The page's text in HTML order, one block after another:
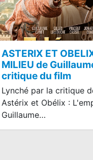
ASTERIX ET
MILIEU de
critique du film
Lynché par la critique
Astérix et Obélix :
Guillaume…